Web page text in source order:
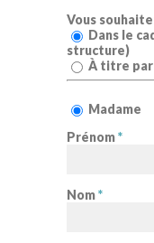
Vous
Dans le
structure)
À titre
Madame
Prénom*
Nom*